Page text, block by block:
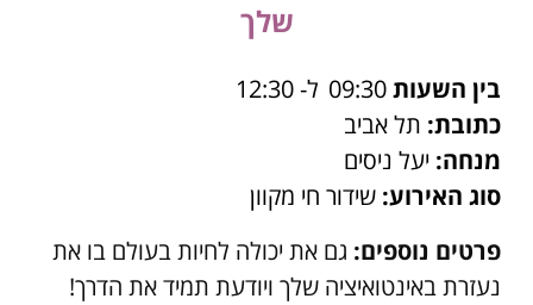
שלך
בין השעות
ל- 12:30
כתובת: תל אביב
מנחה: יעל ניסים
סוג האירוע: שידור חי מקוון
פרטים נוספים: גם את יכולה לחיות בעולם בו את
נעזרת באינטואיציה שלך ויודעת תמיד את הדרך!